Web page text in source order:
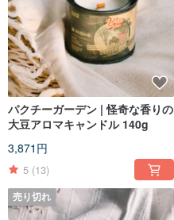
パクチーガーデン | 怪奇な香りの
大豆アロマキャンドル 140g
3,871円
5 (13)
売り切れ